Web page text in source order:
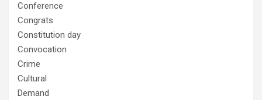
Conference
Congrats
Constitution day
Convocation
Crime
Cultural
Demand